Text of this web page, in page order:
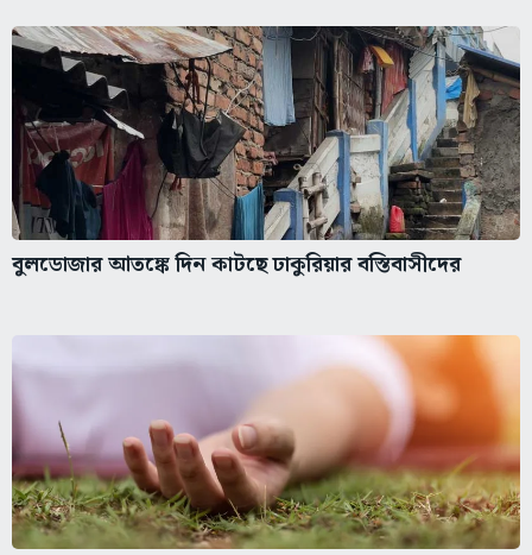
বুলডোজার আতঙ্কে দিন কাটছে ঢাকুরিয়ার বস্তিবাসীদের